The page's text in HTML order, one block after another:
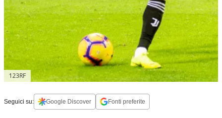
123RF
Seguici su: Google Discover Fonti preferite